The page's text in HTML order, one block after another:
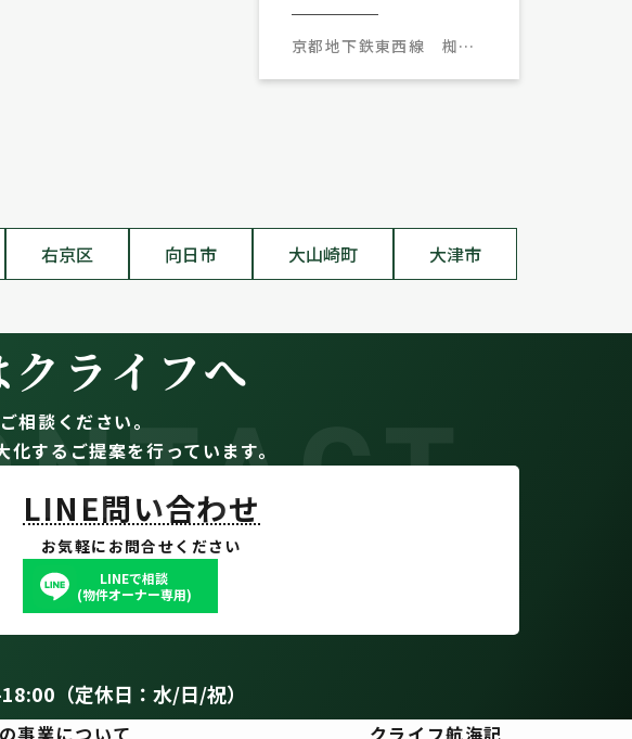
京都地下鉄東西線 椥辻
右京区 向日市 大山崎町 大津市
クライフへ
相談ください。
するご提案を行っています。
LINE問い合わせ
お気軽にお問合せください
LINEで相談
(物件オーナー専用)
（定休日：水/日/祝）
事業について クライフ航海記